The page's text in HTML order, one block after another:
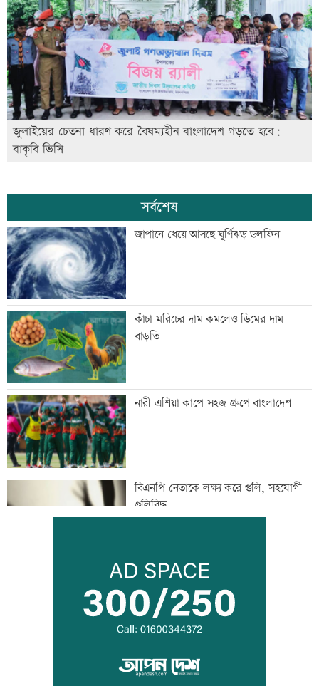
জুলাইয়ের চেতনা ধারণ করে বৈষম্যহীন বাংলাদেশ গড়তে হবে:
বাকৃবি ভিসি
সর্বশেষ
জাপানে ধেয়ে আসছে ঘূর্ণিঝড় ডলফিন
কাঁচা মরিচের দাম কমলেও ডিমের দাম
বাড়তি
নারী এশিয়া কাপে সহজ গ্রুপে বাংলাদেশ
বিএনপি নেতাকে লক্ষ্য করে গুলি, সহযোগী
গুলিবিদ্ধ
কর্মক্ষেত্রে দায়িত্ব পালনও ইবাদতের অংশ
শিশুদের সুরক্ষায় ব্যর্থ, মেটাকে সাড়ে ১১
হাজার কোটি টাকা জরিমানা